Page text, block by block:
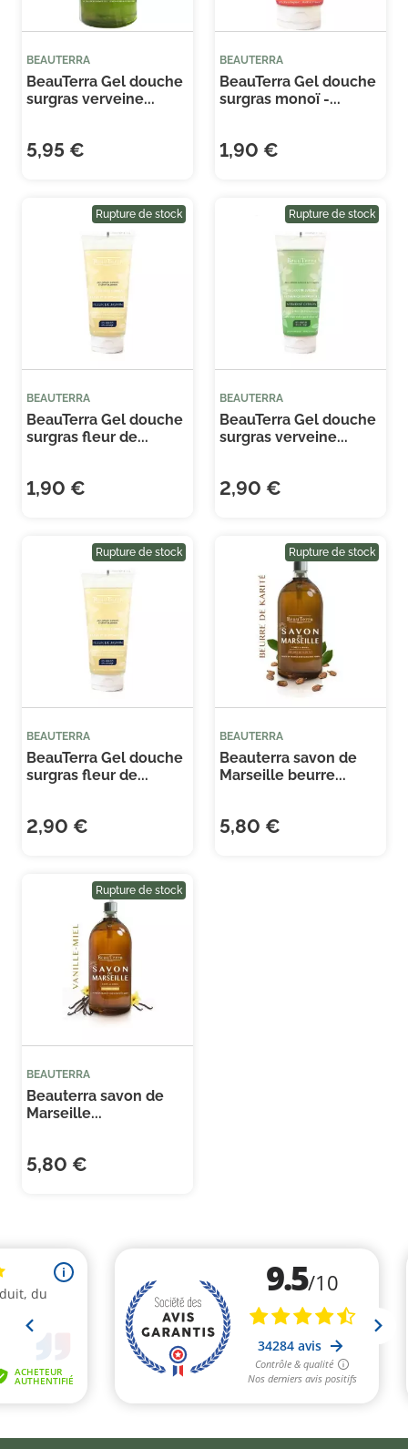
BEAUTERRA
BeauTerra Gel douche
surgras verveine...
5,95 €
BEAUTERRA
BeauTerra Gel douche
surgras monoï -...
1,90 €
Rupture de stock
BEAUTERRA
BeauTerra Gel douche
surgras fleur de...
1,90 €
Rupture de stock
BEAUTERRA
BeauTerra Gel douche
surgras verveine...
2,90 €
Rupture de stock
BEAUTERRA
BeauTerra Gel douche
surgras fleur de...
2,90 €
Rupture de stock
BEAUTERRA
Beauterra savon de
Marseille beurre...
5,80 €
Rupture de stock
BEAUTERRA
Beauterra savon de
Marseille...
5,80 €